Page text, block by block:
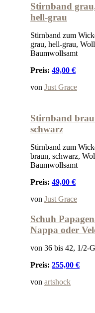
Stirnband
hell-grau
Stirnband zum
grau, hell-grau,
Baumwollsamt
Preis: 49,00 €
von Just Grace
Stirnband
schwarz
Stirnband zum
braun, schwarz,
Baumwollsamt
Preis: 49,00 €
von Just Grace
Schuh
Nappa oder
von 36 bis 42, 1/2-
Preis: 255,00 €
von artshock